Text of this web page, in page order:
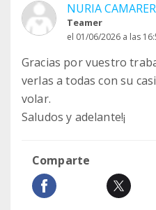
NURIA
Teamer
el 01/06/2026 a las
Gracias por vuestro
verlas a todas con su
volar.
Saludos y adelante!¡
Comparte